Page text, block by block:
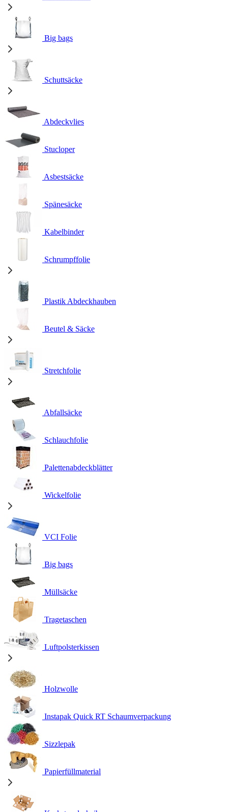
Big bags
Schuttsäcke
Abdeckvlies
Stucloper
Asbestsäcke
Spänesäcke
Kabelbinder
Schrumpffolie
Plastik Abdeckhauben
Beutel & Säcke
Stretchfolie
Abfallsäcke
Schlauchfolie
Palettenabdeckblätter
Wickelfolie
VCI Folie
Big bags
Müllsäcke
Tragetaschen
Luftpolsterkissen
Holzwolle
Instapak Quick RT Schaumverpackung
Sizzlepak
Papierfüllmaterial